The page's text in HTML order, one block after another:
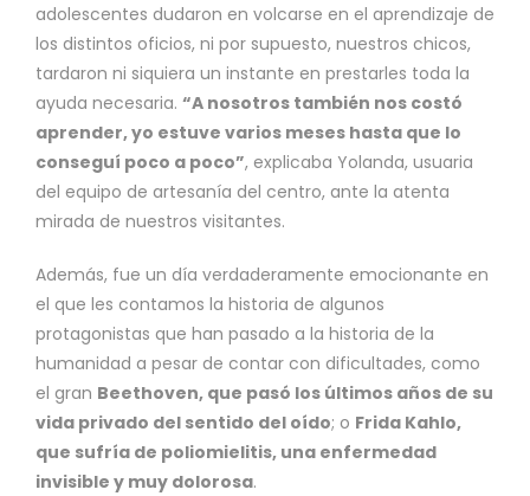
adolescentes dudaron en volcarse en el aprendizaje de
los distintos oficios, ni por supuesto, nuestros chicos,
tardaron ni siquiera un instante en prestarles toda la
ayuda necesaria. “A nosotros también nos costó
aprender, yo estuve varios meses hasta que lo
conseguí poco a poco”, explicaba Yolanda, usuaria
del equipo de artesanía del centro, ante la atenta
mirada de nuestros visitantes.
Además, fue un día verdaderamente emocionante en
el que les contamos la historia de algunos
protagonistas que han pasado a la historia de la
humanidad a pesar de contar con dificultades, como
el gran Beethoven, que pasó los últimos años de su
vida privado del sentido del oído; o Frida Kahlo,
que sufría de poliomielitis, una enfermedad
invisible y muy dolorosa.